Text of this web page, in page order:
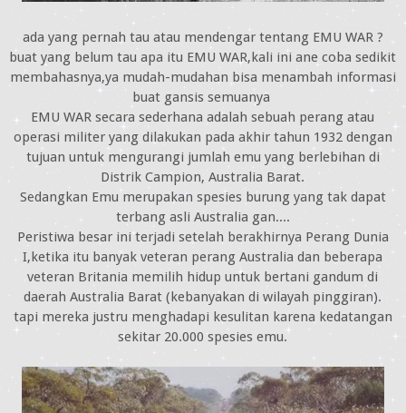
ada yang pernah tau atau mendengar tentang EMU WAR ?
buat yang belum tau apa itu EMU WAR,kali ini ane coba sedikit
membahasnya,ya mudah-mudahan bisa menambah informasi
buat gansis semuanya
EMU WAR secara sederhana adalah sebuah perang atau
operasi militer yang dilakukan pada akhir tahun 1932 dengan
tujuan untuk mengurangi jumlah emu yang berlebihan di
Distrik Campion, Australia Barat.
Sedangkan Emu merupakan spesies burung yang tak dapat
terbang asli Australia gan....
Peristiwa besar ini terjadi setelah berakhirnya Perang Dunia
I,ketika itu banyak veteran perang Australia dan beberapa
veteran Britania memilih hidup untuk bertani gandum di
daerah Australia Barat (kebanyakan di wilayah pinggiran).
tapi mereka justru menghadapi kesulitan karena kedatangan
sekitar 20.000 spesies emu.